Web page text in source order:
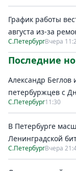
График работы
августа из-за
С.ПетербургВчера
Последние
Александр Беглов
петербуржцев с
С.Петербург11:30
В Петербурге
Ленинградской
С.ПетербургВчера